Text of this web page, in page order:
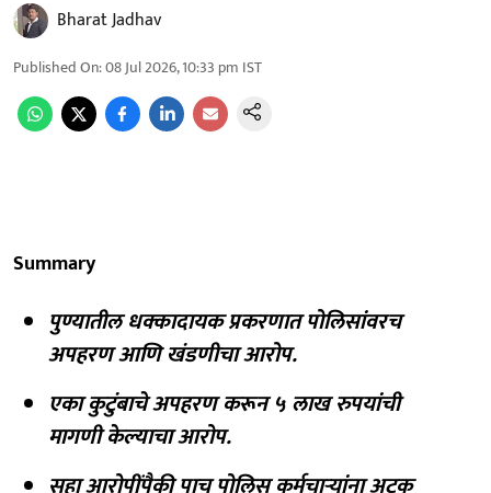
Bharat Jadhav
Published On:08 Jul 2026, 10:33 pm IST
Summary
पुण्यातील धक्कादायक प्रकरणात पोलिसांवरच
अपहरण आणि खंडणीचा आरोप.
एका कुटुंबाचे अपहरण करून ५ लाख रुपयांची
मागणी केल्याचा आरोप.